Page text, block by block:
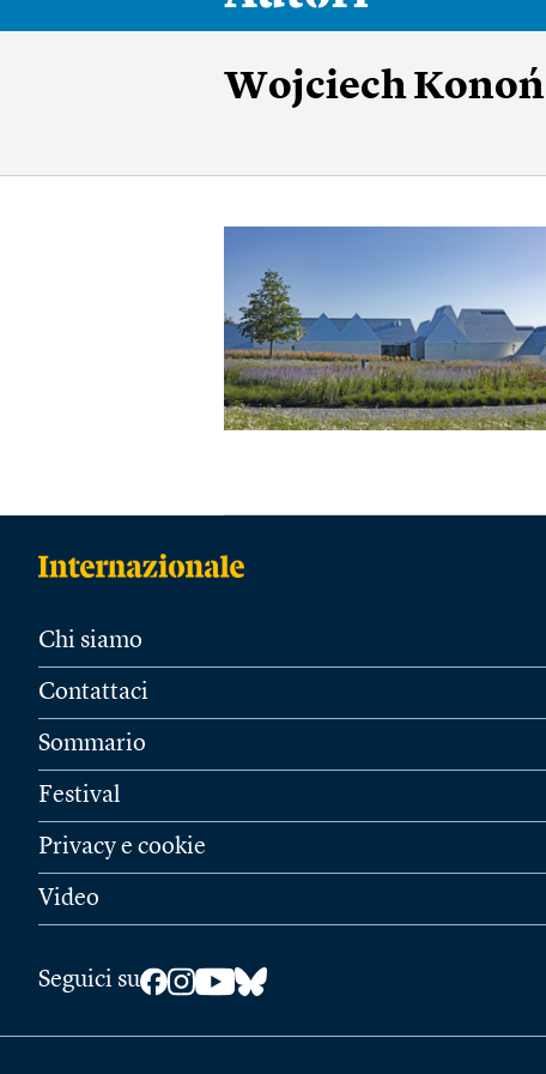
Wojciech
Chi siamo
Contattaci
Sommario
Festival
Privacy e cookie
Video
Seguici su